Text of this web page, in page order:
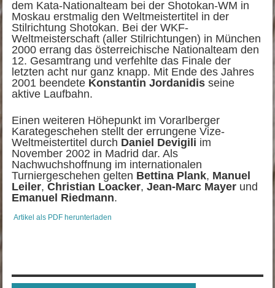
dem Kata-Nationalteam bei der Shotokan-WM in
Moskau erstmalig den Weltmeistertitel in der
Stilrichtung Shotokan. Bei der WKF-
Weltmeisterschaft (aller Stilrichtungen) in München
2000 errang das österreichische Nationalteam den
12. Gesamtrang und verfehlte das Finale der
letzten acht nur ganz knapp. Mit Ende des Jahres
2001 beendete Konstantin Jordanidis seine
aktive Laufbahn.
Einen weiteren Höhepunkt im Vorarlberger
Karategeschehen stellt der errungene Vize-
Weltmeistertitel durch Daniel Devigili im
November 2002 in Madrid dar. Als
Nachwuchshoffnung im internationalen
Turniergeschehen gelten Bettina Plank, Manuel
Leiler, Christian Loacker, Jean-Marc Mayer und
Emanuel Riedmann.
Artikel als PDF herunterladen